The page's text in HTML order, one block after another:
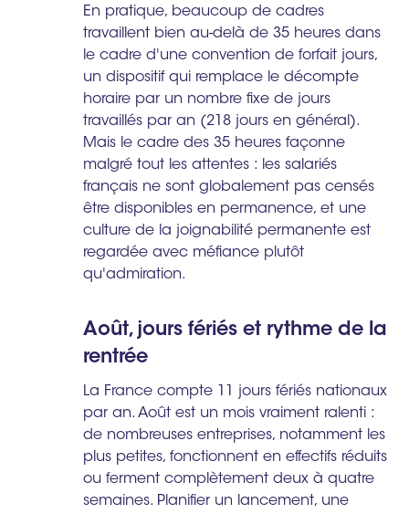
En pratique, beaucoup de cadres
travaillent bien au-delà de 35 heures dans
le cadre d'une convention de forfait jours,
un dispositif qui remplace le décompte
horaire par un nombre fixe de jours
travaillés par an (218 jours en général).
Mais le cadre des 35 heures façonne
malgré tout les attentes : les salariés
français ne sont globalement pas censés
être disponibles en permanence, et une
culture de la joignabilité permanente est
regardée avec méfiance plutôt
qu'admiration.
Août, jours fériés et rythme de la
rentrée
La France compte 11 jours fériés nationaux
par an. Août est un mois vraiment ralenti :
de nombreuses entreprises, notamment les
plus petites, fonctionnent en effectifs réduits
ou ferment complètement deux à quatre
semaines. Planifier un lancement, une